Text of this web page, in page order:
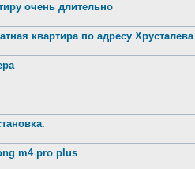
очень длительно
квартира по адресу Хрусталева
m4 pro plus